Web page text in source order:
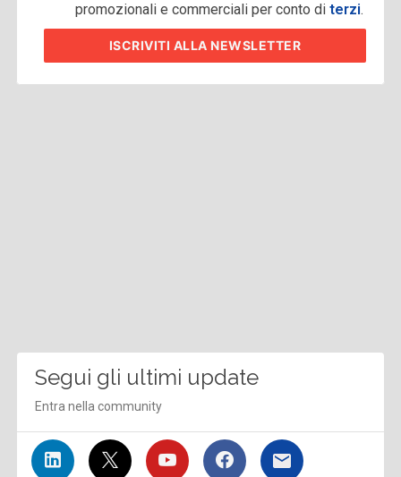
promozionali e commerciali per conto diterzi.
ISCRIVITI ALLA NEWSLETTER
Segui gli ultimi update
Entra nella community